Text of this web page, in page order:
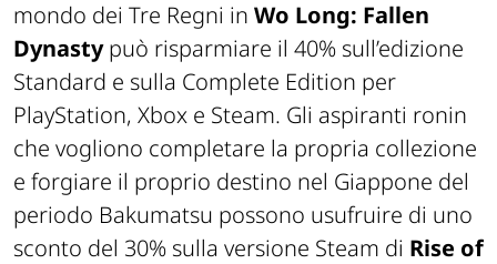
mondo dei Tre Regni in Wo Long: Fallen
Dynastypuò risparmiare il 40% sull’edizione
Standard e sulla Complete Edition per
PlayStation, Xbox e Steam. Gli aspiranti ronin
che vogliono completare la propria collezione
e forgiare il proprio destino nel Giappone del
periodo Bakumatsu possono usufruire di uno
sconto del 30% sulla versione Steam di Rise of